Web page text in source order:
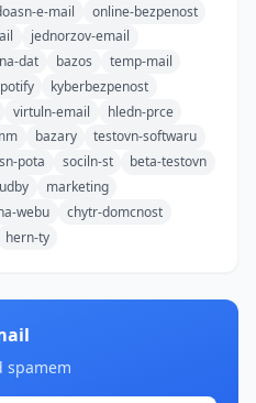
e-mail
online-bezpenost
jednorzov-email
dat bazos
temp-mail
kyberbezpenost
virtuln-email
hledn-prce
bazary
testovn-softwaru
pota sociln-st
beta-testovn
marketing
webu
chytr-domcnost
hern-ty
spamem